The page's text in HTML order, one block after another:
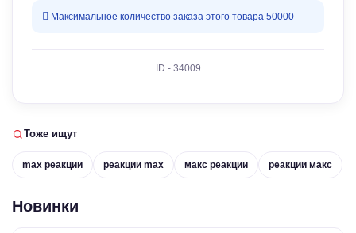
Максимальное количество заказа этого товара 50000
ID - 34009
Тоже ищут
max реакции реакции max макс реакции реакции макс
Новинки